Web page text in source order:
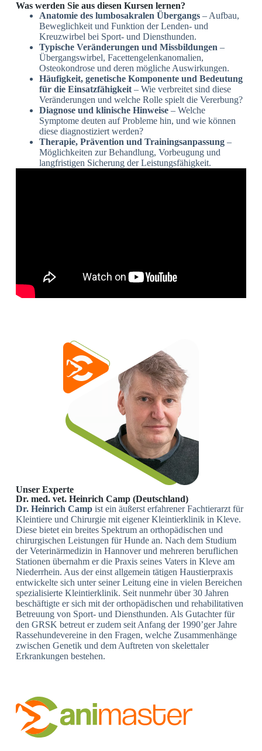
Was werden Sie aus diesen Kursen lernen?
Anatomie des lumbosakralen Übergangs– Aufbau,
Beweglichkeit und Funktion der Lenden- und
Kreuzwirbel bei Sport- und Diensthunden.
Typische Veränderungen und Missbildungen –
Übergangswirbel, Facettengelenkanomalien,
Osteokondrose und deren mögliche Auswirkungen.
Häufigkeit, genetische Komponente und Bedeutung
für die Einsatzfähigkeit– Wie verbreitet sind diese
Veränderungen und welche Rolle spielt die Vererbung?
Diagnose und klinische Hinweise– Welche
Symptome deuten auf Probleme hin, und wie können
diese diagnostiziert werden?
Therapie, Prävention und Trainingsanpassung–
Möglichkeiten zur Behandlung, Vorbeugung und
langfristigen Sicherung der Leistungsfähigkeit.
Unser Experte
Dr. med. vet. Heinrich Camp (Deutschland)
Dr. Heinrich Campist ein äußerst erfahrener Fachtierarzt für
Kleintiere und Chirurgie mit eigener Kleintierklinik in Kleve.
Diese bietet ein breites Spektrum an orthopädischen und
chirurgischen Leistungen für Hunde an. Nach dem Studium
der Veterinärmedizin in Hannover und mehreren beruflichen
Stationen übernahm er die Praxis seines Vaters in Kleve am
Niederrhein. Aus der einst allgemein tätigen Haustierpraxis
entwickelte sich unter seiner Leitung eine in vielen Bereichen
spezialisierte Kleintierklinik. Seit nunmehr über 30 Jahren
beschäftigte er sich mit der orthopädischen und rehabilitativen
Betreuung von Sport- und Diensthunden. Als Gutachter für
den GRSK betreut er zudem seit Anfang der 1990’ger Jahre
Rassehundevereine in den Fragen, welche Zusammenhänge
zwischen Genetik und dem Auftreten von skelettaler
Erkrankungen bestehen.